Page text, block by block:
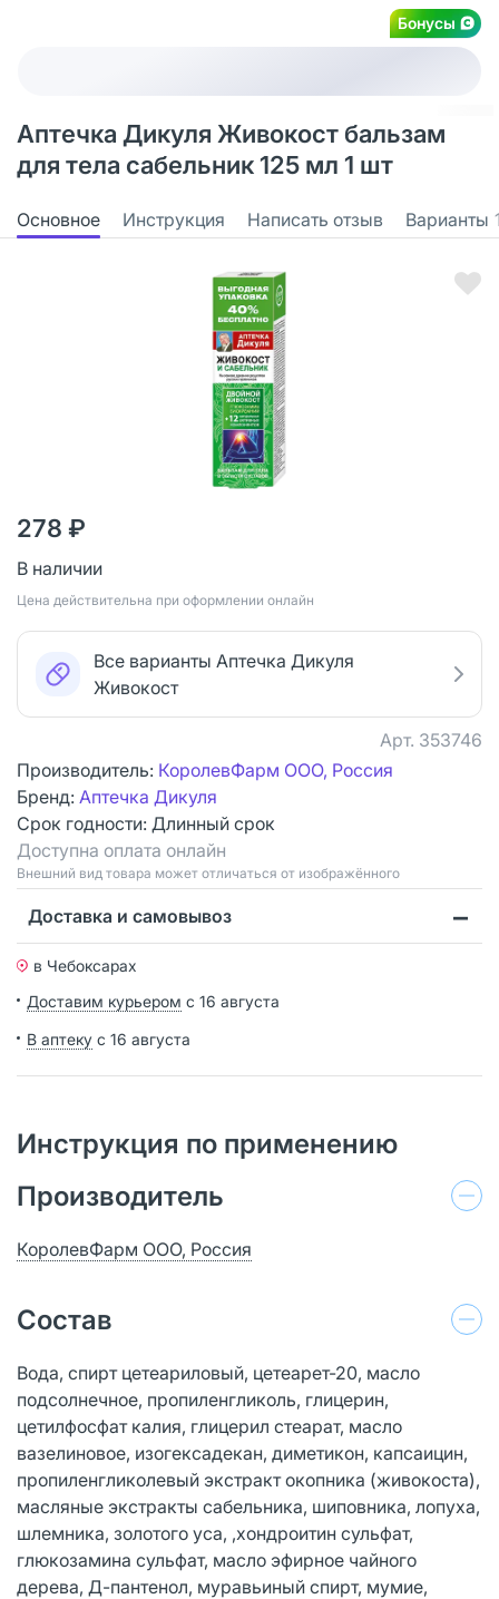
Бонусы
Аптечка Дикуля Живокост бальзам
для тела сабельник 125 мл 1 шт
Основное Инструкция Написать отзыв Варианты
278 ₽
В наличии
Цена действительна при оформлении онлайн
Все варианты Аптечка Дикуля
Живокост
Арт. 353746
Производитель: КоролевФарм ООО, Россия
Бренд: Аптечка Дикуля
Срок годности: Длинный срок
Доступна оплата онлайн
Bнешний вид товара может отличаться от изображённого
Доставка и самовывоз
в Чебоксарах
Доставим курьером с 16 августа
В аптеку с 16 августа
Инструкция по применению
Производитель
КоролевФарм ООО, Россия
Состав
Вода, спирт цетеариловый, цетеарет-20, масло
подсолнечное, пропиленгликоль, глицерин,
цетилфосфат калия, глицерил стеарат, масло
вазелиновое, изогексадекан, диметикон, капсаицин,
пропиленгликолевый экстракт окопника (живокоста),
масляные экстракты сабельника, шиповника, лопуха,
шлемника, золотого уса, ,хондроитин сульфат,
глюкозамина сульфат, масло эфирное чайного
дерева, Д-пантенол, муравьиный спирт, мумие,